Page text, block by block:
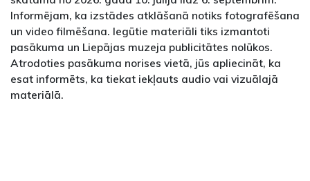
Informējam, ka izstādes atklāšanā notiks fotografēšana
un video filmēšana. Iegūtie materiāli tiks izmantoti
pasākuma un Liepājas muzeja publicitātes nolūkos.
Atrodoties pasākuma norises vietā, jūs apliecināt, ka
esat informēts, ka tiekat iekļauts audio vai vizuālajā
materiālā.